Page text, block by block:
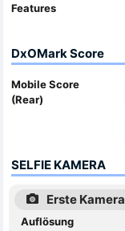
Features
DxOMark Score
Mobile Score
(Rear)
SELFIE KAMERA
Erste Kamera
Auflösung